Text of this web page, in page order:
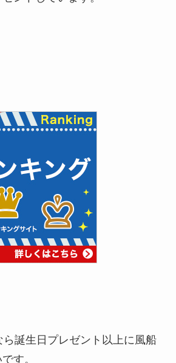
誕生日プレゼント以上に風船
す。